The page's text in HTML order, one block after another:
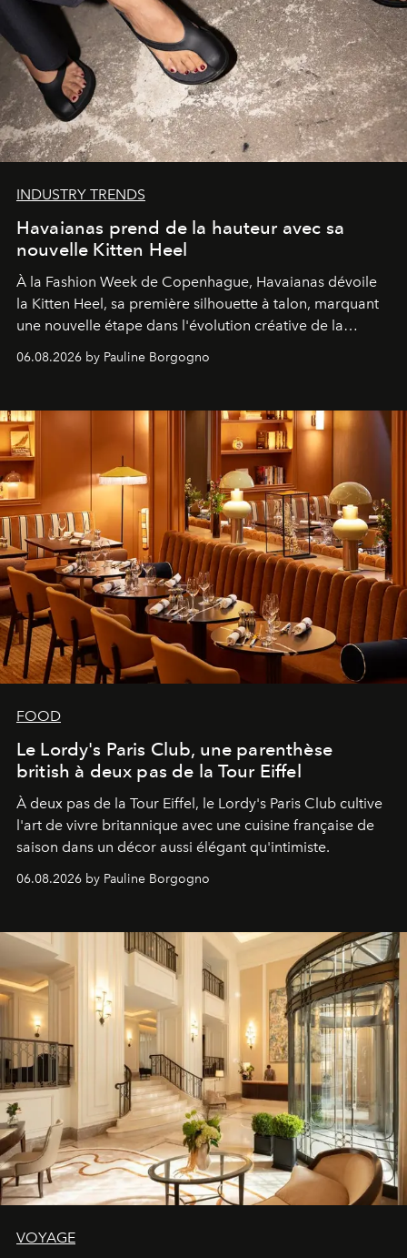
INDUSTRY TRENDS
Havaianas prend de la hauteur avec sa
nouvelle Kitten Heel
À la Fashion Week de Copenhague, Havaianas dévoile
la Kitten Heel, sa première silhouette à talon, marquant
une nouvelle étape dans l'évolution créative de la
06.08.2026 by Pauline Borgogno
FOOD
Le Lordy's Paris Club, une parenthèse
british à deux pas de la Tour Eiffel
À deux pas de la Tour Eiffel, le Lordy's Paris Club cultive
l'art de vivre britannique avec une cuisine française de
saison dans un décor aussi élégant qu'intimiste.
06.08.2026 by Pauline Borgogno
VOYAGE